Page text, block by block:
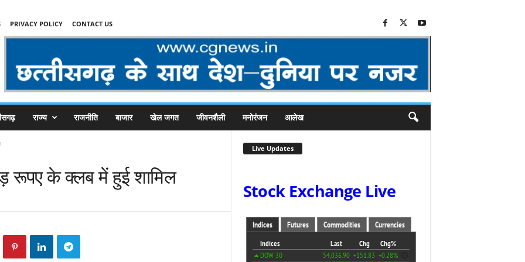
PRIVACY POLICY CONTACT US
राज्य राजनीति बाजार खेल जगत जीवनशैली मनोरंजन आलेख
रूपए के क्लब में हुई शामिल
Live Updates
Stock Exchange Live